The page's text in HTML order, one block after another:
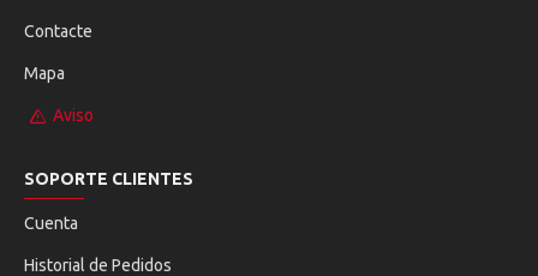
Contacte
Mapa
Aviso
SOPORTE CLIENTES
Cuenta
Historial de Pedidos